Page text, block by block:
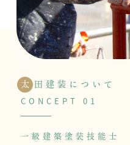
太田建装について
CONCEPT 01
一級建築塗装技能士